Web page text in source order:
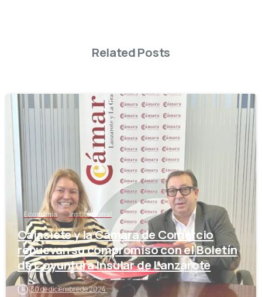
Related Posts
Economía Institucional
Cajasiete y la Cámara de Comercio
renuevan su compromiso con el Boletín
de Coyuntura Insular de Lanzarote
30 de diciembre de 2024